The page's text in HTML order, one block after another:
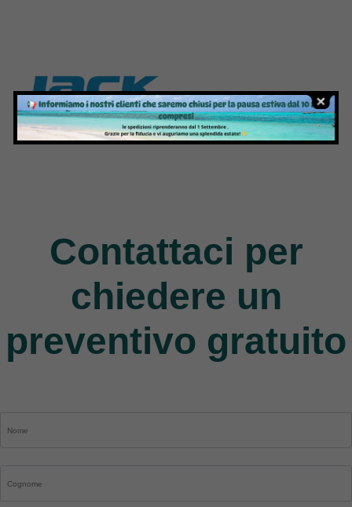
Contattaci per
chiedere un
preventivo gratuito